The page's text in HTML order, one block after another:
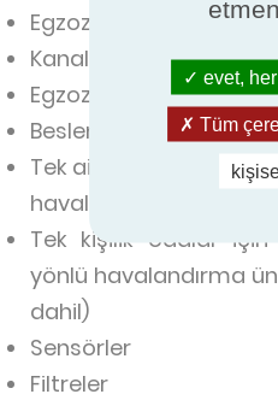
Egzoz ve besleme
Kanal içi hava hacmi
Egzoz havalandırma
Besleme
Tek aile konutları için
havalandırma üniteleri
Tek kişilik odalar
yönlü havalandırma
dahil)
Sensörler
Filtreler
evet,
Tüm